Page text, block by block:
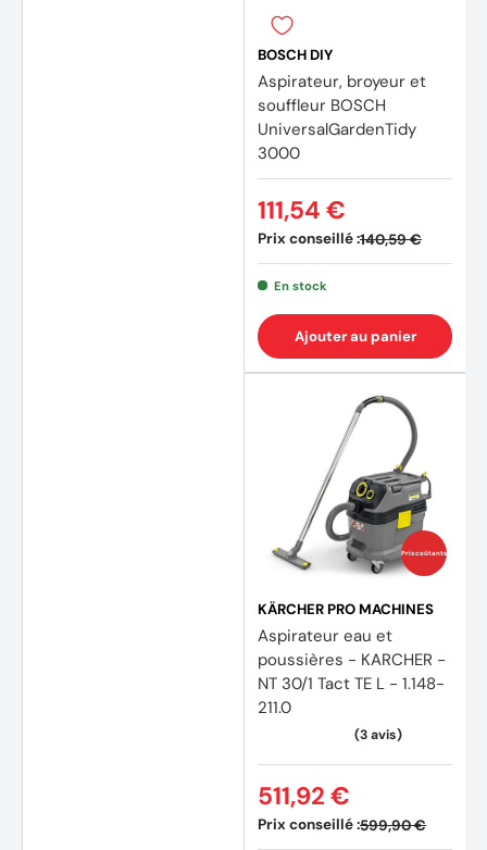
BOSCH DIY
Aspirateur, broyeur et
souffleur BOSCH
UniversalGardenTidy
3000
Prix conseillé :140,59 €
111,54 €
En stock
Ajouter au panier
Prix coûtants
KÄRCHER PRO MACHINES
Aspirateur eau et
poussières - KARCHER -
NT 30/1 Tact TE L - 1.148-
211.0
Prix conseillé :599,90 €
511,92 €